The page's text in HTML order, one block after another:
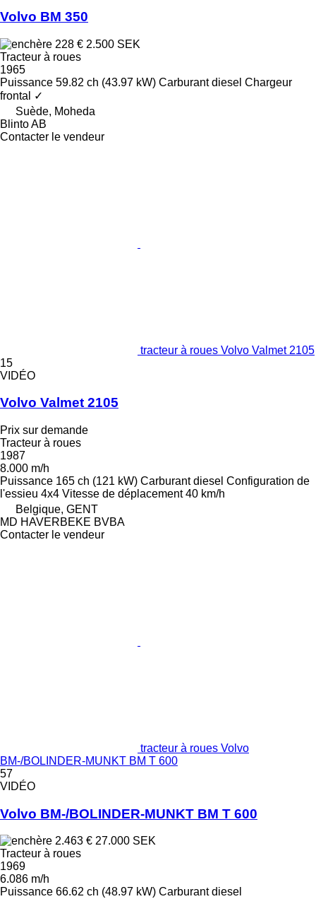
Volvo BM 350
228 € 2.500 SEK
Tracteur à roues
1965
Puissance 59.82 ch (43.97 kW) Carburant diesel Chargeur
frontal
✓
Suède, Moheda
Blinto AB
Contacter le vendeur
tracteur à roues Volvo Valmet 2105
15
VIDÉO
Volvo Valmet 2105
Prix sur demande
Tracteur à roues
1987
8.000 m/h
Puissance 165 ch (121 kW) Carburant diesel Configuration de
l'essieu 4x4 Vitesse de déplacement 40 km/h
Belgique, GENT
MD HAVERBEKE BVBA
Contacter le vendeur
tracteur à roues Volvo
BM-/BOLINDER-MUNKT BM T 600
57
VIDÉO
Volvo BM-/BOLINDER-MUNKT BM T 600
2.463 € 27.000 SEK
Tracteur à roues
1969
6.086 m/h
Puissance 66.62 ch (48.97 kW) Carburant diesel